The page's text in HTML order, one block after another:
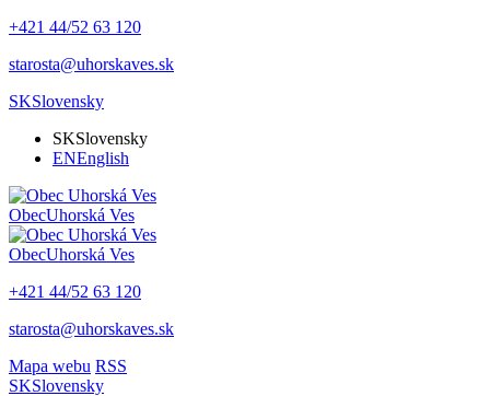
+421 44/52 63 120
starosta@uhorskaves.sk
SKSlovensky
SKSlovensky
ENEnglish
ObecUhorská Ves
ObecUhorská Ves
+421 44/52 63 120
starosta@uhorskaves.sk
Mapa webu RSS
SKSlovensky